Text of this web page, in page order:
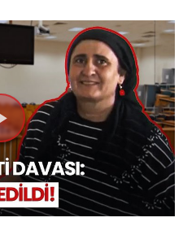
Videoyu
Oynat